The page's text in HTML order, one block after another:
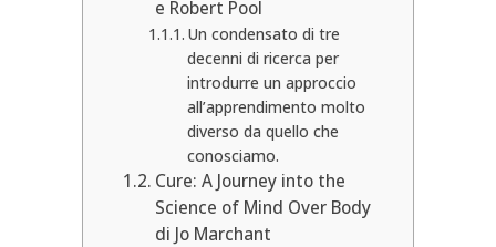
e Robert Pool
Un condensato di tre
decenni di ricerca per
introdurre un approccio
all’apprendimento molto
diverso da quello che
conosciamo.
Cure: A Journey into the
Science of Mind Over Body
di Jo Marchant